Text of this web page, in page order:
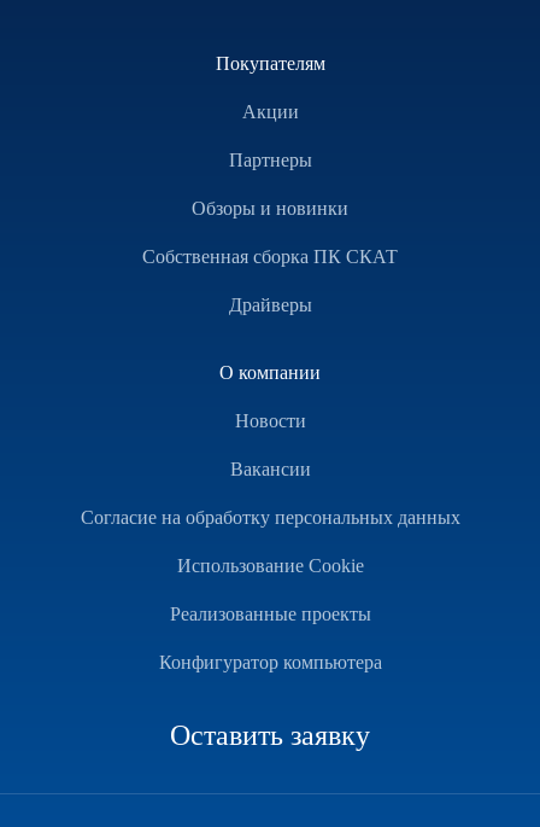
Покупателям
Акции
Партнеры
Обзоры и новинки
Собственная сборка ПК СКАТ
Драйверы
О компании
Новости
Вакансии
Согласие на обработку персональных данных
Использование Cookie
Реализованные проекты
Конфигуратор компьютера
Оставить заявку